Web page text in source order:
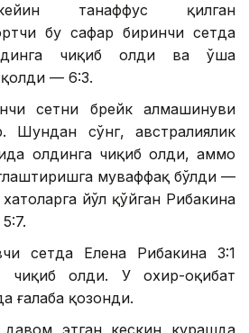
танаффус қилган
бу сафар биринчи сетда
чиқиб олди ва ўша
қолди — 6:3.
сетни брейк алмашинуви
Шундан сўнг, австралиялик
олдинга чиқиб олди, аммо
муваффақ бўлди —
йўл қўйган Рибакина
сетда Елена Рибакина 3:1
чиқиб олди. У охир-оқибат
ғалаба қозонди.